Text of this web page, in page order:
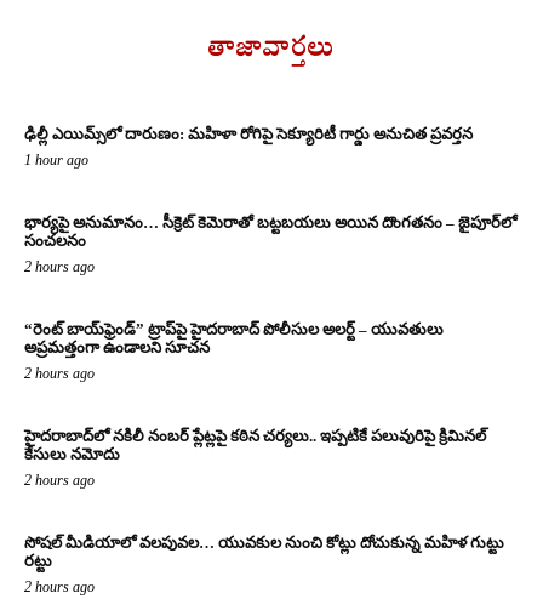
తాజావార్తలు
ఢిల్లీ ఎయిమ్స్‌లో దారుణం: మహిళా రోగిపై సెక్యూరిటీ గార్డు అనుచిత ప్రవర్తన
1 hour ago
భార్యపై అనుమానం… సీక్రెట్ కెమెరాతో బట్టబయలు అయిన దొంగతనం – జైపూర్‌లో
సంచలనం
2 hours ago
“రెంట్ బాయ్‌ఫ్రెండ్” ట్రాప్‌పై హైదరాబాద్ పోలీసుల అలర్ట్ – యువతులు
అప్రమత్తంగా ఉండాలని సూచన
2 hours ago
హైదరాబాద్‌లో నకిలీ నంబర్ ప్లేట్లపై కఠిన చర్యలు.. ఇప్పటికే పలువురిపై క్రిమినల్
కేసులు నమోదు
2 hours ago
సోషల్ మీడియాలో వలపువల… యువకుల నుంచి కోట్లు దోచుకున్న మహిళ గుట్టు
రట్టు
2 hours ago